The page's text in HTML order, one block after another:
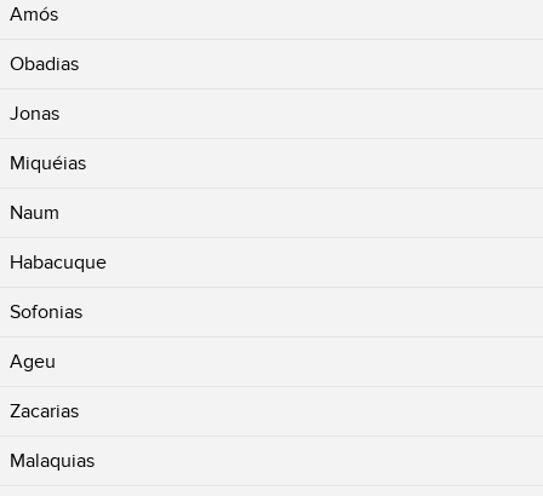
Amós
Obadias
Jonas
Miquéias
Naum
Habacuque
Sofonias
Ageu
Zacarias
Malaquias